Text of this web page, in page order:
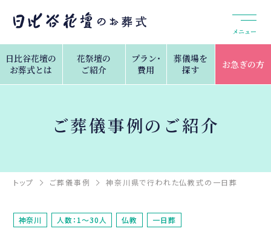
メニュー
日比谷花壇の
お葬式とは
花祭壇の
ご紹介
プラン・
費用
葬儀場を
探す
お急ぎの方
ご葬儀事例のご紹介
トップ ご葬儀事例 神奈川県で行われた仏教式の一日葬
神奈川 人数：1～30人 仏教 一日葬